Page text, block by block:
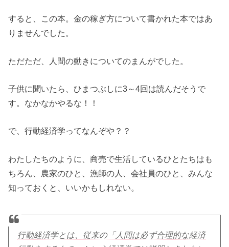
すると、この本。金の稼ぎ方について書かれた本ではあ
りませんでした。
ただただ、人間の動きについてのまんがでした。
子供に聞いたら、ひまつぶしに3～4回は読んだそうで
す。なかなかやるな！！
で、行動経済学ってなんぞや？？
わたしたちのように、商売で生活しているひとたちはも
ちろん、農家のひと、漁師の人、会社員のひと、みんな
知っておくと、いいかもしれない。
行動経済学とは、従来の「人間は必ず合理的な経済